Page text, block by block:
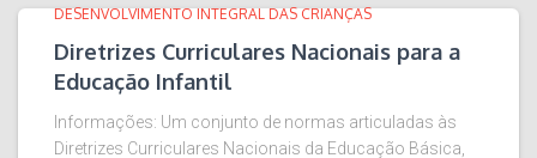
DESENVOLVIMENTO INTEGRAL DAS CRIANÇAS
Diretrizes Curriculares Nacionais para a
Educação Infantil
Informações: Um conjunto de normas articuladas às
Diretrizes Curriculares Nacionais da Educação Básica,